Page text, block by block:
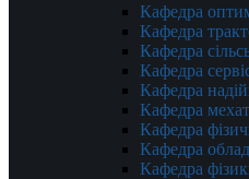
Кафедра
Кафедра
Кафедра
Кафедра
Кафедра
Кафедра
Кафедра
Кафедра
Кафедра